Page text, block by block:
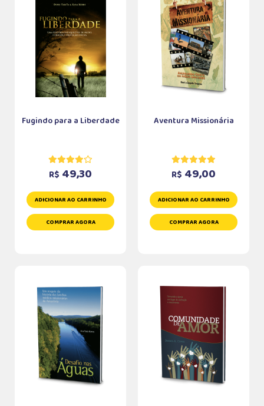
Fugindo para a Liberdade
R$ 49,30
ADICIONAR AO CARRINHO
COMPRAR AGORA
Aventura Missionária
R$ 49,00
ADICIONAR AO CARRINHO
COMPRAR AGORA